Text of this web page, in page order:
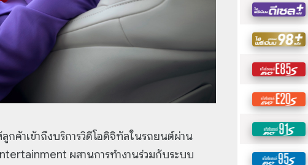
กค้าเข้าถึงบริการวิดีโอดิจิทัลในรถยนต์ผ่าน
ผสานการทำงานร่วมกับระบบ